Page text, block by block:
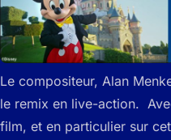
Le compositeur, Alan
le remix en live-action.
film, et en particulier sur